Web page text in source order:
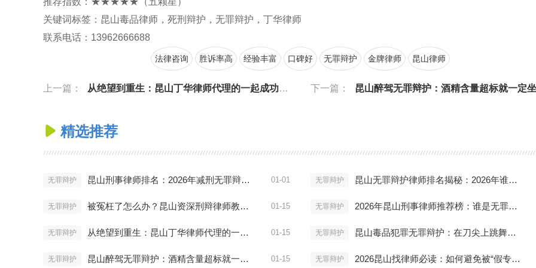
关键词标签：昆山毒品律师，死刑辩护，无罪辩护，丁华律师
联系电话：13962666688
法律咨询 胜诉率高 经验丰富 口碑好 无罪辩护 金牌律师 昆山律师
上一篇： 从绝望到重生：昆山丁华律师代理的一起成功无罪辩护实录 下一篇： 昆山醉驾无罪辩护：酒精含量超标就一定坐牢
 精选推荐
无罪辩护 昆山刑事律师排名：2026年减刑无罪辩护最厉害的律师推荐 01-01 无罪辩护 昆山无罪辩护律师排名揭秘：2026年谁是真正的刑辩之王？
无罪辩护 被冤枉了怎么办？昆山资深刑辩律师教你启动无罪辩护程序 01-15 无罪辩护 2026年昆山刑事律师推荐榜：谁是无罪辩护的“关键先生”？
无罪辩护 从绝望到重生：昆山丁华律师代理的一起成功无罪辩护实录 01-15 无罪辩护 昆山毒品犯罪无罪辩护：在刀尖上跳舞的艺术
无罪辩护 昆山醉驾无罪辩护：酒精含量超标就一定坐牢吗？ 01-15 无罪辩护 2026昆山找律师必读：如何避免被“假专家”忽悠？